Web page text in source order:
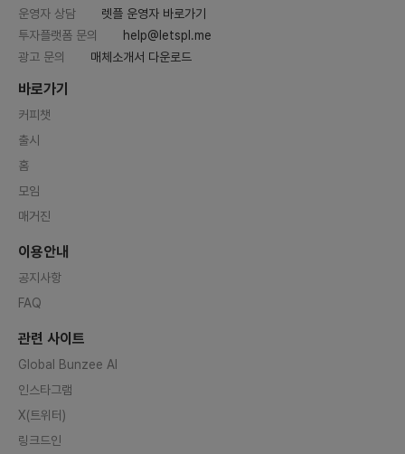
운영자 상담
렛플 운영자 바로가기
투자플랫폼 문의
help@letspl.me
광고 문의
매체소개서 다운로드
바로가기
커피챗
출시
홈
모임
매거진
이용안내
공지사항
FAQ
관련 사이트
Global Bunzee AI
인스타그램
X(트위터)
링크드인